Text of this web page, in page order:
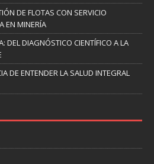
DE FLOTAS CON SERVICIO
EN MINERÍA
DEL DIAGNÓSTICO CIENTÍFICO A LA
DE ENTENDER LA SALUD INTEGRAL